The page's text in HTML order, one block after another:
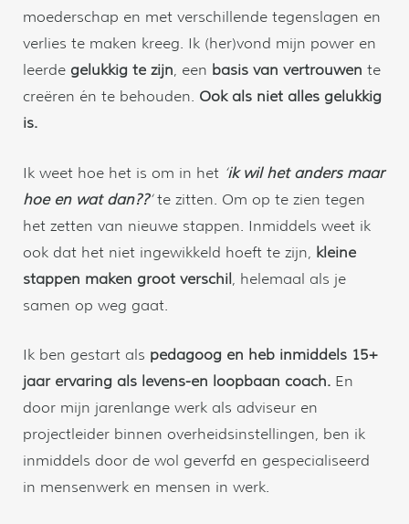
moederschap en met verschillende tegenslagen en
verlies te maken kreeg. Ik (her)vond mijn power en
leerde gelukkig te zijn, een basis van vertrouwen te
creëren én te behouden. Ook als niet alles gelukkig
is.
Ik weet hoe het is om in het ‘ik wil het anders maar
hoe en wat dan??‘te zitten. Om op te zien tegen
het zetten van nieuwe stappen. Inmiddels weet ik
ook dat het niet ingewikkeld hoeft te zijn, kleine
stappen maken groot verschil , helemaal als je
samen op weg gaat.
Ik ben gestart als pedagoog en heb inmiddels 15+
jaar ervaring als levens-en loopbaan coach. En
door mijn jarenlange werk als adviseur en
projectleider binnen overheidsinstellingen, ben ik
inmiddels door de wol geverfd en gespecialiseerd
in mensenwerk en mensen in werk.